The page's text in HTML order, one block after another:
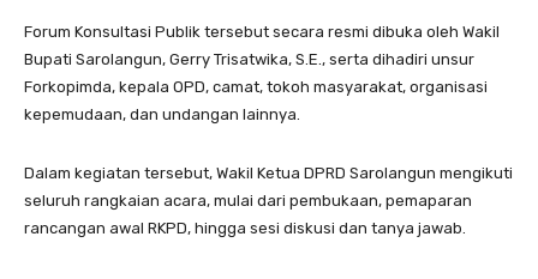
Forum Konsultasi Publik tersebut secara resmi dibuka oleh Wakil
Bupati Sarolangun, Gerry Trisatwika, S.E., serta dihadiri unsur
Forkopimda, kepala OPD, camat, tokoh masyarakat, organisasi
kepemudaan, dan undangan lainnya.
Dalam kegiatan tersebut, Wakil Ketua DPRD Sarolangun mengikuti
seluruh rangkaian acara, mulai dari pembukaan, pemaparan
rancangan awal RKPD, hingga sesi diskusi dan tanya jawab.